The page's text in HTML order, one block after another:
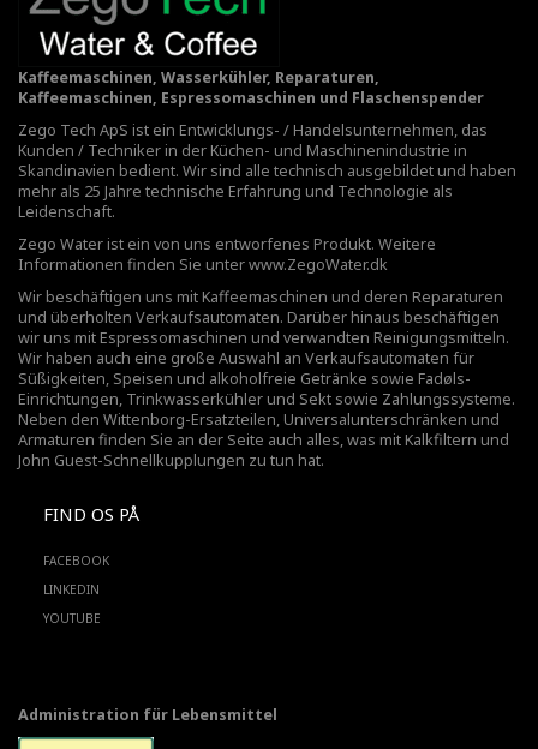
Kaffeemaschinen, Wasserkühler, Reparaturen,
Kaffeemaschinen, Espressomaschinen und Flaschenspender
Zego Tech ApS ist ein Entwicklungs- / Handelsunternehmen, das
Kunden / Techniker in der Küchen- und Maschinenindustrie in
Skandinavien bedient. Wir sind alle technisch ausgebildet und haben
mehr als 25 Jahre technische Erfahrung und Technologie als
Leidenschaft.
Zego Water ist ein von uns entworfenes Produkt. Weitere
Informationen finden Sie unterwww.ZegoWater.dk
Wir beschäftigen uns mit Kaffeemaschinen und deren Reparaturen
und überholten Verkaufsautomaten. Darüber hinaus beschäftigen
wir uns mit Espressomaschinen und verwandten Reinigungsmitteln.
Wir haben auch eine große Auswahl an Verkaufsautomaten für
Süßigkeiten, Speisen und alkoholfreie Getränke sowie Fadøls-
Einrichtungen, Trinkwasserkühler und Sekt sowie Zahlungssysteme.
Neben den Wittenborg-Ersatzteilen, Universalunterschränken und
Armaturen finden Sie an der Seite auch alles, was mit Kalkfiltern und
John Guest-Schnellkupplungen zu tun hat.
FIND OS PÅ
FACEBOOK
LINKEDIN
YOUTUBE
Administration für Lebensmittel